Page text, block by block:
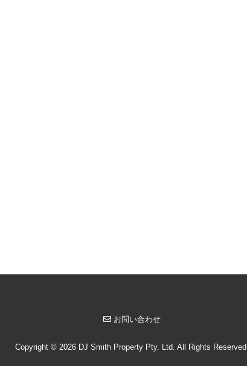
お問い合わせ
Copyright © 2026 DJ Smith Property Pty. Ltd. All Rights Reserved.